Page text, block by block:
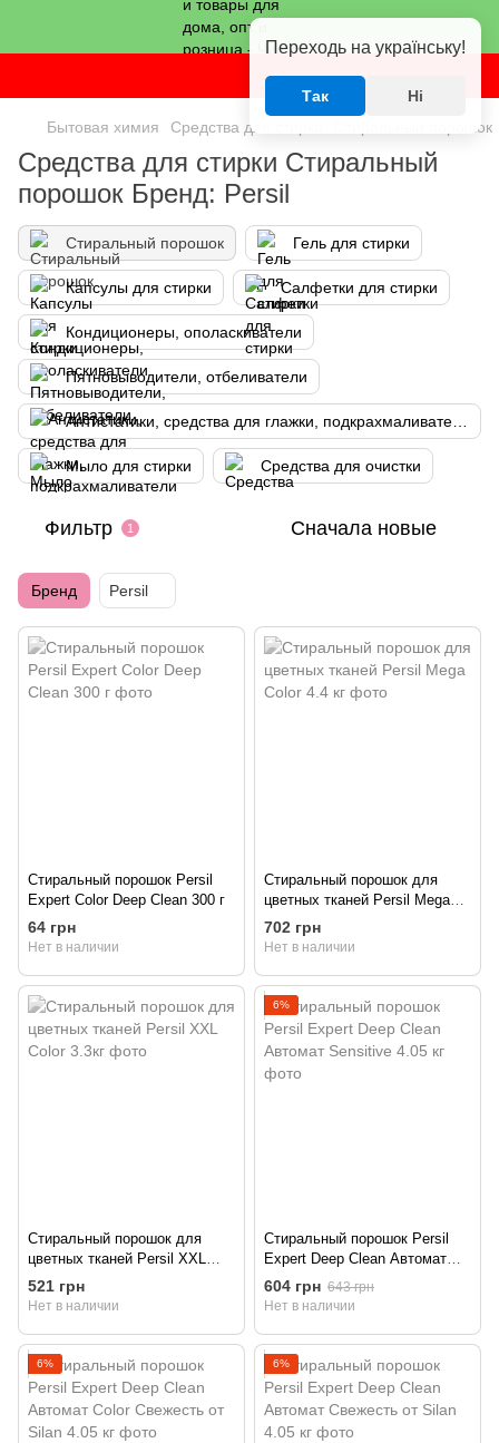
Бытовая химия Средства для стирки Стиральный порошок
Средства для стирки Стиральный
порошок Бренд: Persil
Стиральный порошок Гель для стирки
Капсулы для стирки Салфетки для стирки
Кондиционеры, ополаскиватели
Пятновыводители, отбеливатели
Мыло для стирки Средства для очистки
Фильтр 1 Сначала новые
Бренд Persil
Стиральный порошок Persil
Expert Color Deep Clean 300 г
64 грн
Нет в наличии
Стиральный порошок для
цветных тканей Persil Mega
Color 4.4 кг
702 грн
Нет в наличии
Стиральный порошок для
цветных тканей Persil XXL
Color 3.3кг
521 грн
Нет в наличии
6%
Стиральный порошок Persil
Expert Deep Clean Автомат
Sensitive 4.05 кг
604 грн 643 грн
Нет в наличии
6% 6%
Переходь на українську!
Так Ні